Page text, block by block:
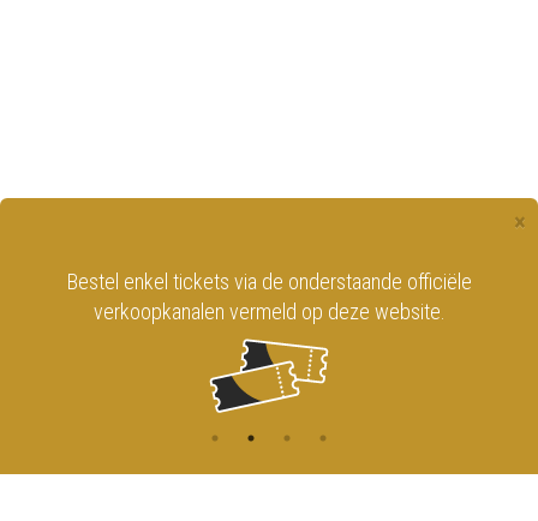
×
Bestel enkel tickets via de onderstaande officiële
verkoopkanalen vermeld op deze website.